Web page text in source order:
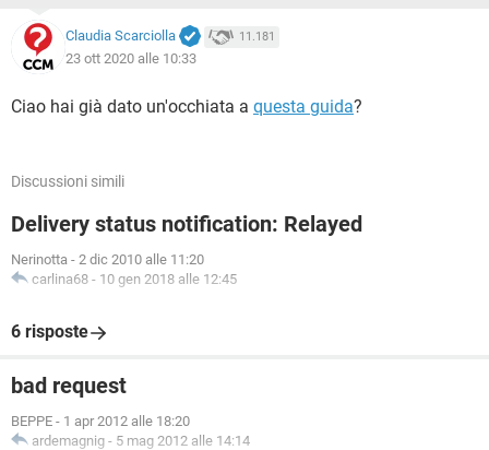
Claudia Scarciolla 11.181
23 ott 2020 alle 10:33
Ciao hai già dato un'occhiata a questa guida?
Discussioni simili
Delivery status notification: Relayed
Nerinotta - 2 dic 2010 alle 11:20
carlina68 - 10 gen 2018 alle 12:45
6 risposte
bad request
BEPPE - 1 apr 2012 alle 18:20
ardemagnig - 5 mag 2012 alle 14:14